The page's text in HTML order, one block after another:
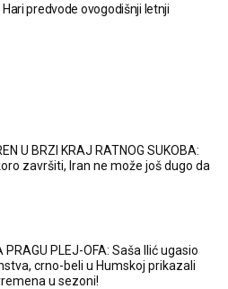
predvode ovogodišnji letnji
U BRZI KRAJ RATNOG SUKOBA:
završiti, Iran ne može još dugo da
PRAGU PLEJ-OFA: Saša Ilić ugasio
crno-beli u Humskoj prikazali
u sezoni!